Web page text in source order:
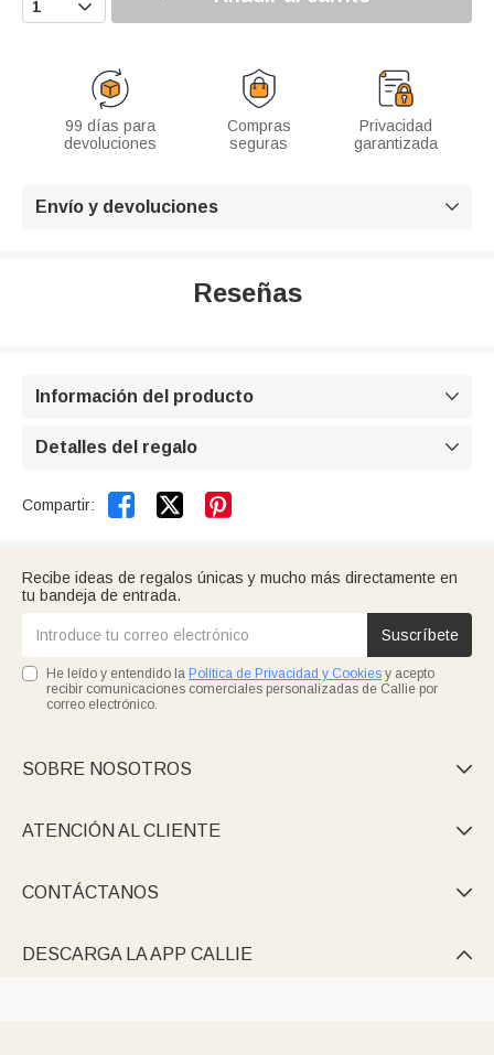
99 días para
devoluciones
Compras
seguras
Privacidad
garantizada
Envío y devoluciones 
Reseñas
Información del producto 
Detalles del regalo 
Compartir:  
Recibe ideas de regalos únicas y mucho más directamente en
tu bandeja de entrada.
Suscríbete
He leído y entendido la Política de Privacidad y Cookies y acepto
recibir comunicaciones comerciales personalizadas de Callie por
correo electrónico.
SOBRE NOSOTROS 
ATENCIÓN AL CLIENTE 
CONTÁCTANOS 
DESCARGA LA APP CALLIE 